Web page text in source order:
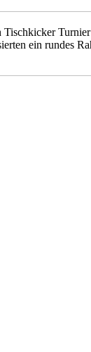
Tischkicker
ein rundes